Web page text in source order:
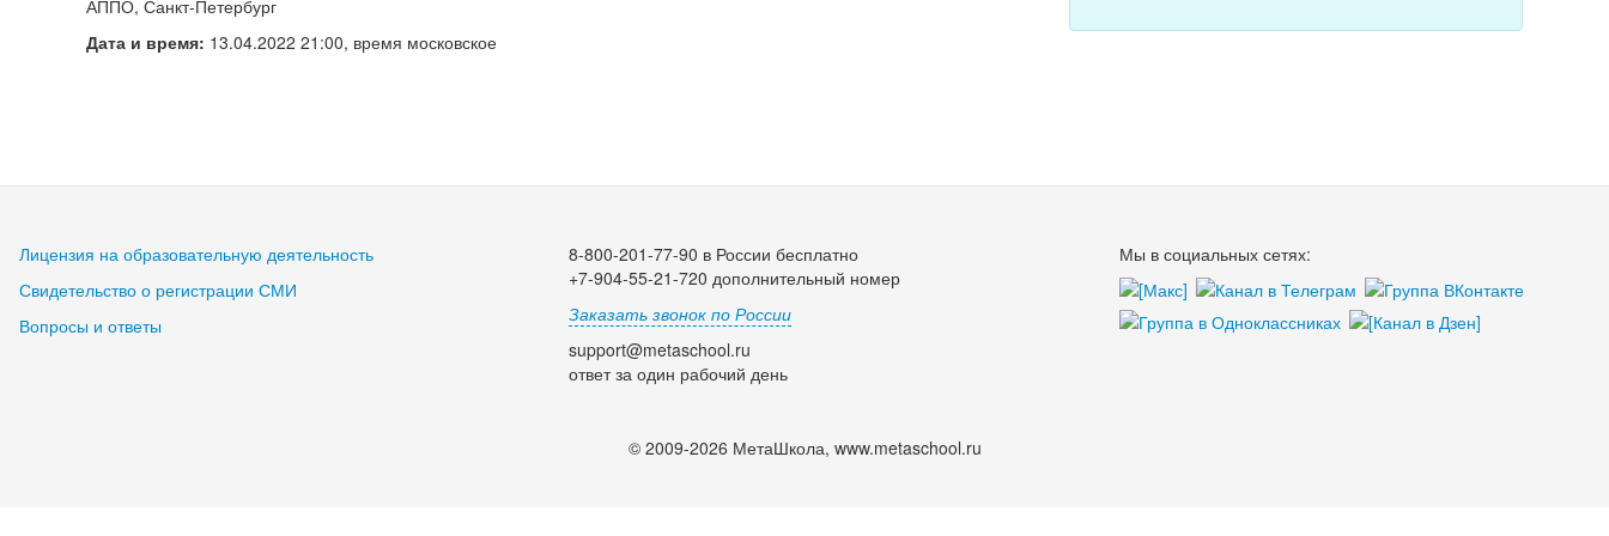
АППО, Санкт-Петербург
Дата и время: 13.04.2022 21:00, время московское
Лицензия на образовательную деятельность
Свидетельство о регистрации СМИ
Вопросы и ответы
8-800-201-77-90 в России бесплатно
+7-904-55-21-720 дополнительный номер
Заказать звонок по России
support@metaschool.ru
ответ за один рабочий день
Мы в социальных сетях:
© 2009-2026 МетаШкола, www.metaschool.ru